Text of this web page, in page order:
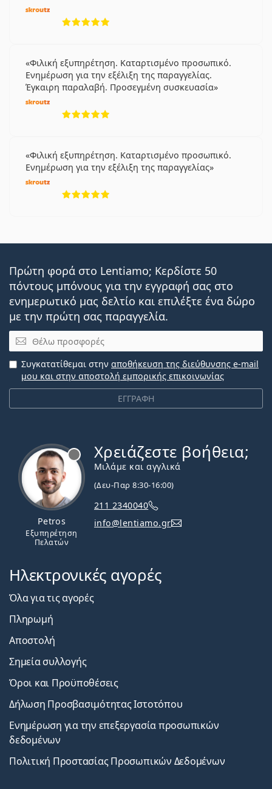
Φιλική εξυπηρέτηση. Καταρτισμένο προσωπικό.
Ενημέρωση για την εξέλιξη της παραγγελίας.
Έγκαιρη παραλαβή. Προσεγμένη συσκευασία
Φιλική εξυπηρέτηση. Καταρτισμένο προσωπικό.
Ενημέρωση για την εξέλιξη της παραγγελίας
Πρώτη φορά στο Lentiamo; Κερδίστε 50
πόντους μπόνους για την εγγραφή σας στο
ενημερωτικό μας δελτίο και επιλέξτε ένα δώρο
με την πρώτη σας παραγγελία.
Email
ΕΓΓΡΑΦΗ
Συγκατατίθεμαι στην αποθήκευση της διεύθυνσης e-mail
μου και στην αποστολή εμπορικής επικοινωνίας
Petros
Εξυπηρέτηση
Πελατών
Χρειάζεστε βοήθεια;
Μιλάμε και αγγλικά
(Δευ-Παρ 8:30-16:00)
211 2340040
info@lentiamo.gr
Ηλεκτρονικές αγορές
Όλα για τις αγορές
Πληρωμή
Αποστολή
Σημεία συλλογής
Όροι και Προϋποθέσεις
Δήλωση Προσβασιμότητας Ιστοτόπου
Ενημέρωση για την επεξεργασία προσωπικών
δεδομένων
Πολιτική Προστασίας Προσωπικών Δεδομένων